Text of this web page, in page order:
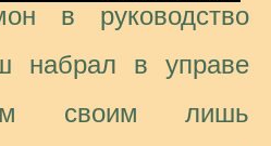
в руководство
набрал в управе
своим лишь